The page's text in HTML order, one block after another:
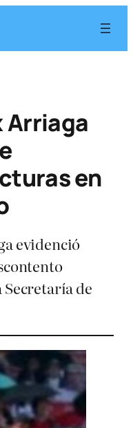
Arriaga
en
evidenció
de